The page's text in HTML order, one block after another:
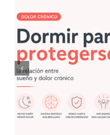
Mitos
la evidencia